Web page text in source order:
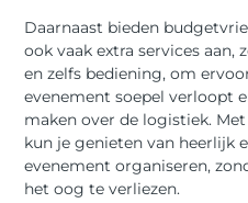
Daarnaast bieden
ook vaak extra services aan,
en zelfs bediening, om
evenement soepel verloopt
maken over de logistiek.
kun je genieten van heerlijk
evenement organiseren,
het oog te verliezen.